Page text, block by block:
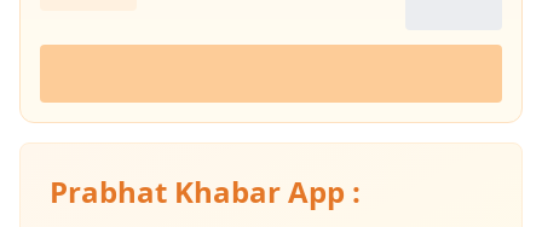
Prabhat Khabar App :